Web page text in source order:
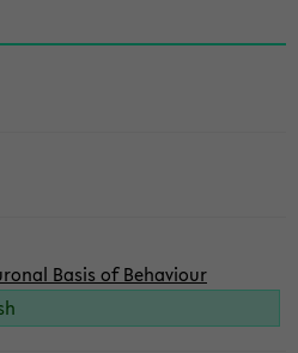
Basis of Behaviour